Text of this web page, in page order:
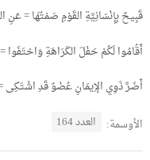
قَبِيحٌ بِإِنْسَانِيَّةِ القَوْمِ صَمْتُهَا = عَنِ
أَقُامُوا لَكُمْ حَفْلَ الكَرَاهَةِ وَاحْتَفَوا
أَضَرَّ ذَوِي الإِيمَانِ عُضْوٌ قَدِ اشْتَكِى
الأوسمة: العدد 164